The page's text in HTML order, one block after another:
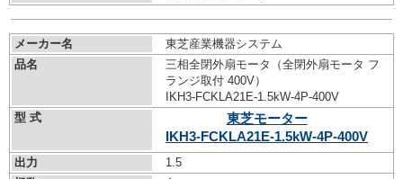
メーカー名
東芝産業機器システム
品名
三相全閉外扇モータ（全閉外扇モータ フ
ランジ取付 400V）
IKH3-FCKLA21E-1.5kW-4P-400V
型 式
東芝モーター
IKH3-FCKLA21E-1.5kW-4P-400V
出力
1.5